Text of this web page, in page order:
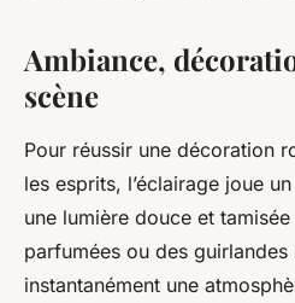
Ambiance,
scène
Pour réussir une décoration
les esprits, l’éclairage joue
une lumière douce et
parfumées ou des guirlandes
instantanément une